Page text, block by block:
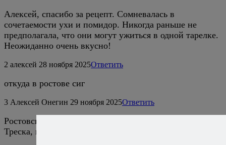
Алексей, спасибо за рецепт. Сомневалась в
сочетаемости ухи и помидор. Никогда раньше не
предполагала, что они могут ужиться в одной тарелке.
Неожиданно очень вкусно!
2 алексей 28 ноября 2025Ответить
откуда в ростове сиг
3 Алексей Онегин 29 ноября 2025Ответить
Ростовскую уху можно сварить не только в Ростове. :)
Треска, которой там нет, в принципе тоже подойдёт.